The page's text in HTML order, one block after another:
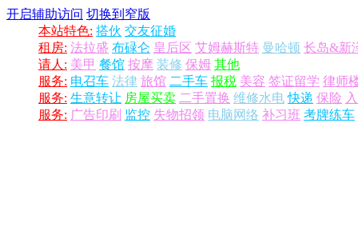
开启辅助访问 切换到窄版
本站特色: 搭伙 交友征婚
租房: 法拉盛 布碌仑 皇后区 艾姆赫斯特 曼哈顿 长岛&新
请人: 美甲 餐馆 按摩 装修 保姆 其他
服务: 电召车 法律 旅馆 二手车 报税 美容 签证留学 律师
服务: 生意转让 房屋买卖 二手置换 维修水电 快递 保险
服务: 广告印刷 监控 失物招领 电脑网络 补习班 考牌练车